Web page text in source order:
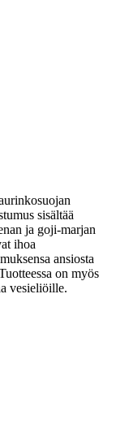
sisältää
ja goji-marjan
ihoa
ansiosta
on myös
vesieliöille.